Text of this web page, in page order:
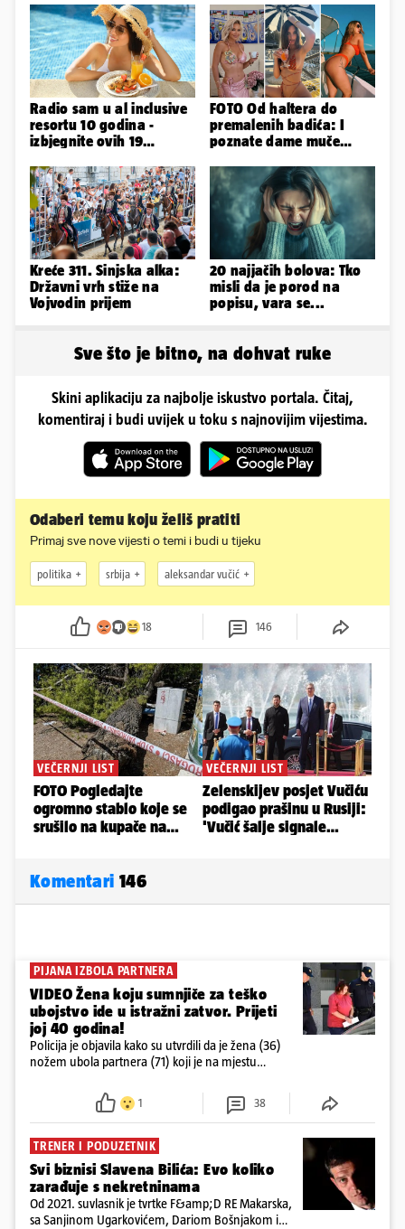
Radio sam u al inclusive
resortu 10 godina -
izbjegnite ovih 19
odmor
FOTO Od haltera do
premalenih badića: I
poznate dame muče
pozirale
Kreće 311. Sinjska alka:
Državni vrh stiže na
Vojvodin prijem
20 najjačih bolova: Tko
misli da je porod na
popisu, vara se...
Sve što je bitno, na dohvat ruke
Skini aplikaciju za najbolje iskustvo portala. Čitaj,
komentiraj i budi uvijek u toku s najnovijim vijestima.
Odaberi temu koju želiš pratiti
Primaj sve nove vijesti o temi i budi u tijeku
politika srbija aleksandar vučić
18 146
Komentari 146
PIJANA IZBOLA PARTNERA
VIDEO Žena koju sumnjiče za teško
ubojstvo ide u istražni zatvor. Prijeti
joj 40 godina!
Policija je objavila kako su utvrdili da je žena (36)
nožem ubola partnera (71) koji je na mjestu
ispitali i poslali u istražni zatvor
1 38
TRENER I PODUZETNIK
Svi biznisi Slavena Bilića: Evo koliko
zarađuje s nekretninama
Od 2021. suvlasnik je tvrtke F&amp;D RE Makarska,
sa Sanjinom Ugarkovićem, Dariom Bošnjakom i